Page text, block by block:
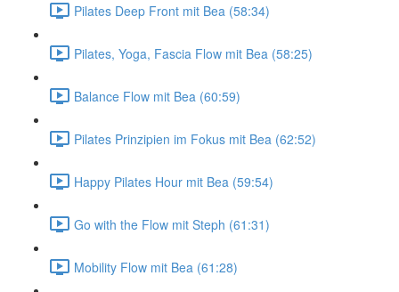
Pilates Deep Front mit Bea (58:34)
Pilates, Yoga, Fascia Flow mit Bea (58:25)
Balance Flow mit Bea (60:59)
Pilates Prinzipien im Fokus mit Bea (62:52)
Happy Pilates Hour mit Bea (59:54)
Go with the Flow mit Steph (61:31)
Mobility Flow mit Bea (61:28)